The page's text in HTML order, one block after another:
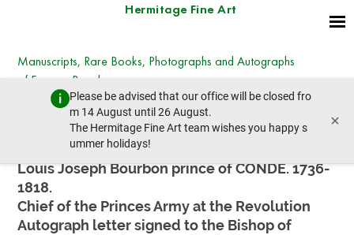
Hermitage Fine Art
Please be advised that our office will be closed fro
m 14 August until 26 August.
The Hermitage Fine Art team wishes you happy s
ummer holidays!
×
Manuscripts, Rare Books, Photographs and Autographs
of Famous People
Saturday, June 30, 2018 - 11:00
prev lot next lot
Louis Joseph Bourbon prince of CONDE. 1736-
1818.
Chief of the Princes Army at the Revolution
Autograph letter signed to the Bishop of